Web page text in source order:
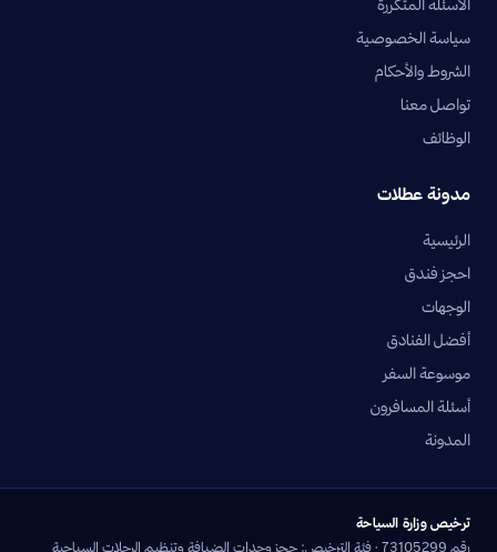
سياسة الخصوصية
الشروط والأحكام
تواصل معنا
الوظائف
مدونة عطلات
الرئيسية
احجز فندق
الوجهات
أفضل الفنادق
موسوعة السفر
أسئلة المسافرون
المدونة
ترخيص وزارة السياحة
رقم 73105299 · فئة الترخيص: حجز وحدات الضيافة وتنظيم الرحلات السياحية